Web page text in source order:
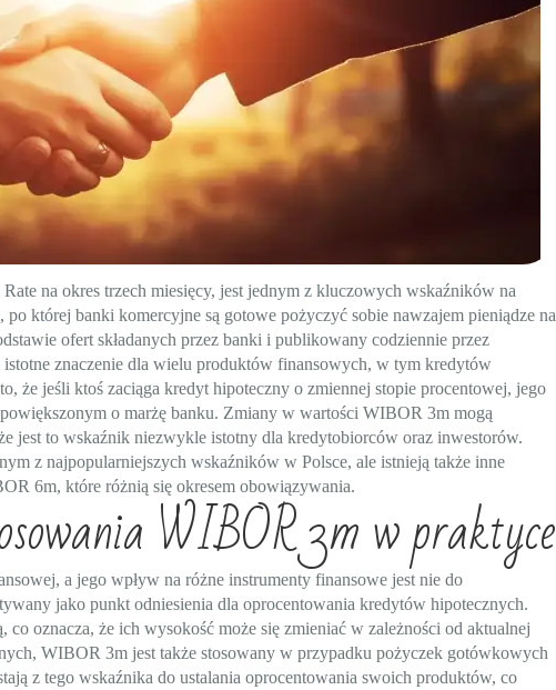
na okres trzech miesięcy, jest jednym z kluczowych wskaźników na
której banki komercyjne są gotowe pożyczyć sobie nawzajem pieniądze na
ofert składanych przez banki i publikowany codziennie przez
znaczenie dla wielu produktów finansowych, w tym kredytów
że jeśli ktoś zaciąga kredyt hipoteczny o zmiennej stopie procentowej, jego
o marżę banku. Zmiany w wartości WIBOR 3m mogą
jest to wskaźnik niezwykle istotny dla kredytobiorców oraz inwestorów.
z najpopularniejszych wskaźników w Polsce, ale istnieją także inne
6m, które różnią się okresem obowiązywania.
WIBOR 3m w praktyce
a jego wpływ na różne instrumenty finansowe jest nie do
jako punkt odniesienia dla oprocentowania kredytów hipotecznych.
co oznacza, że ich wysokość może się zmieniać w zależności od aktualnej
WIBOR 3m jest także stosowany w przypadku pożyczek gotówkowych
z tego wskaźnika do ustalania oprocentowania swoich produktów, co